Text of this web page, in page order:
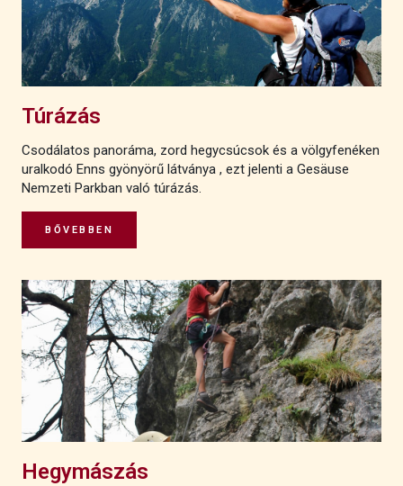
Túrázás
Csodálatos panoráma, zord hegycsúcsok és a völgyfenéken
uralkodó Enns gyönyörű látványa , ezt jelenti a Gesäuse
Nemzeti Parkban való túrázás.
BŐVEBBEN
Hegymászás